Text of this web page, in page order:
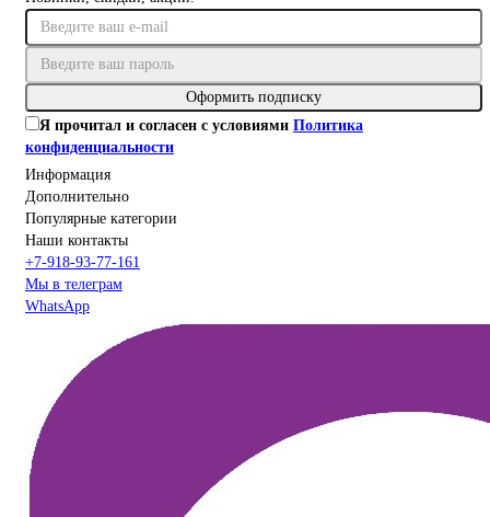
Оформить подписку
Я прочитал и согласен с условиями Политика
конфиденциальности
Информация
Дополнительно
Популярные категории
Наши контакты
+7-918-93-77-161
Мы в телеграм
WhatsApp